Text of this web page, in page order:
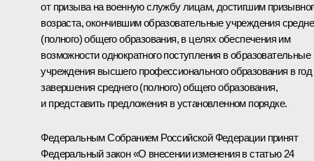
от призыва на военную службу лицам, достигшим
возраста, окончившим образовательные учреждения
(полного) общего образования, в целях обеспечения им
возможности однократного поступления в образовательные
учреждения высшего профессионального образования в год
завершения среднего (полного) общего образования,
и представить предложения в установленном порядке.
Федеральным Собранием Российской Федерации принят
Федеральный закон «О внесении изменения в статью 24